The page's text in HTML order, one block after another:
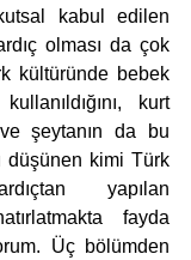
kabul edilen
olması da çok
kültüründe bebek
kurt
şeytanın da bu
düşünen kimi Türk
yapılan
fayda
Üç bölümden